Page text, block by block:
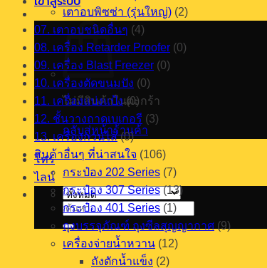
ไม่มีสินค้าในตะกร้า
กลับสู่หน้าร้านค้า
โทร
ไลน์
ค้นหา:
เตาอบพิซซ่า (รุ่นใหญ่) (2)
07. เตาอบชนิดอื่นๆ (4)
08. เครื่อง Retarder Proofer (0)
09. เครื่อง Blast Freezer (0)
10. เครื่องตัดขนมปัง (0)
11. เครื่องแบ่งแป้ง (0)
12. ชั้นวางถาดเบเกอรี (3)
13. เครื่องกวนไส้ (0)
สินค้าอื่นๆ ที่น่าสนใจ (106)
กระป๋อง 202 Series (7)
กระป๋อง 307 Series (13)
กระป๋อง 401 Series (1)
ถุงบรรจุภัณฑ์ ถุงซีลสุญญากาศ (9)
เครื่องจ่ายน้ำหวาน (12)
ถังตักน้ำแข็ง (2)